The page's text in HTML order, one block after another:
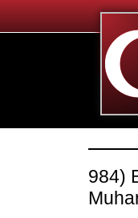
984)